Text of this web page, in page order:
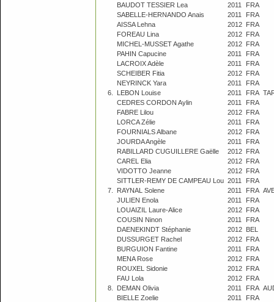
BAUDOT TESSIER Lea
2011
FRA
SABELLE-HERNANDO Anais
2011
FRA
AISSA Lehna
2012 FRA
FOREAU Lina
2012 FRA
MICHEL-MUSSET Agathe
2012 FRA
PAHIN Capucine
2011
FRA
LACROIX Adèle
2011
FRA
SCHEIBER Fitia
2012 FRA
NEYRINCK Yara
2011
FRA
6.
LEBON Louise 2011 FRA
CEDRES CORDON Aylin
2011
FRA
FABRE Lilou
2012 FRA
LORCA Zélie
2011
FRA
FOURNIALS Albane
2012 FRA
JOURDA Angèle
2011
FRA
RABILLARD CUGUILLERE Gaëlle
2012 FRA
CAREL Elia
2012 FRA
VIDOTTO Jeanne
2012 FRA
SITTLER-REMY DE CAMPEAU Lou 2011
FRA
7.
RAYNAL Solene 2011 FRA
JULIEN Enola
2011
FRA
LOUAIZIL Laure-Alice
2012 FRA
COUSIN Ninon
2011
FRA
DAENEKINDT Stéphanie
2012 BEL
DUSSURGET Rachel
2012 FRA
BURGUION Fantine
2011
FRA
MENA Rose
2012 FRA
ROUXEL Sidonie
2012 FRA
FAU Lola
2012 FRA
8.
DEMAN Olivia 2011 FRA
BIELLE Zoelie
2011
FRA